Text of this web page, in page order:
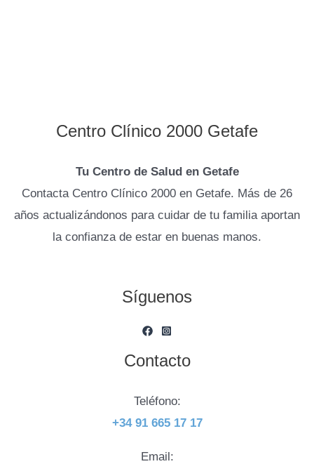
Centro Clínico 2000 Getafe
Tu Centro de Salud en Getafe
Contacta Centro Clínico 2000 en Getafe. Más de 26
años actualizándonos para cuidar de tu familia aportan
la confianza de estar en buenas manos.
Síguenos
Contacto
Teléfono:
+34 91 665 17 17
Email: